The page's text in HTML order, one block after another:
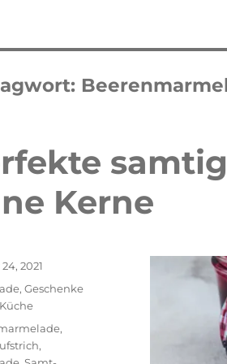
Kerne
2021
,Geschenke
,
,